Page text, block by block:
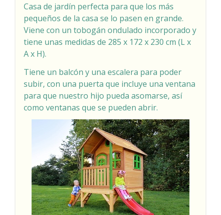
Casa de jardín perfecta para que los más
pequeños de la casa se lo pasen en grande.
Viene con un tobogán ondulado incorporado y
tiene unas medidas de 285 x 172 x 230 cm (L x
A x H).
Tiene un balcón y una escalera para poder
subir, con una puerta que incluye una ventana
para que nuestro hijo pueda asomarse, así
como ventanas que se pueden abrir.